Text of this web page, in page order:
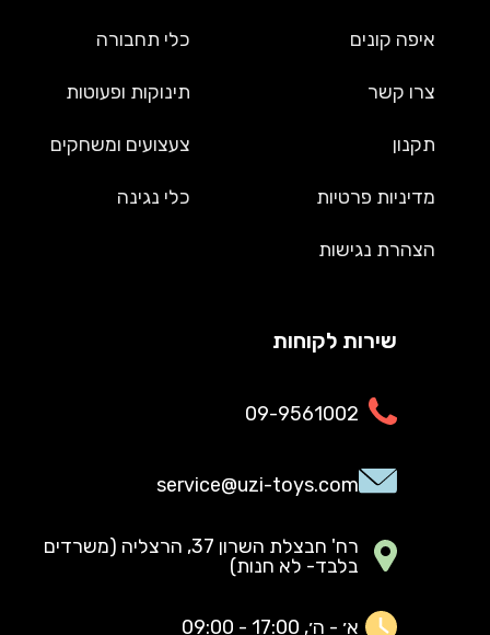
איפה קונים
צרו קשר
תקנון
מדיניות פרטיות
הצהרת נגישות
כלי תחבורה
תינוקות ופעוטות
צעצועים ומשחקים
כלי נגינה
שירות לקוחות
09-9561002
service@uzi-toys.com
רח' חבצלת השרון 37, הרצליה (משרדים
בלבד- לא חנות)
א׳ - ה׳, 17:00 - 09:00